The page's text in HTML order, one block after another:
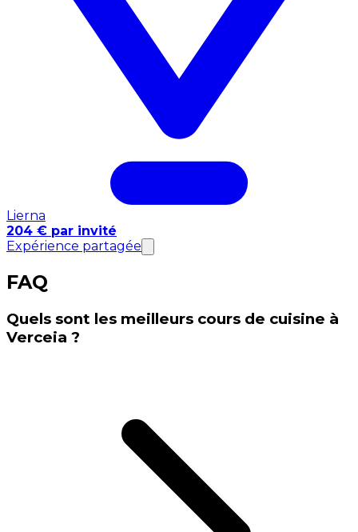
Lierna
204 € par invité
Expérience partagée
FAQ
Quels sont les meilleurs cours de cuisine à
Verceia ?